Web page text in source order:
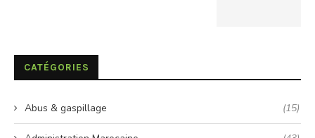
CATÉGORIES
Abus & gaspillage (15)